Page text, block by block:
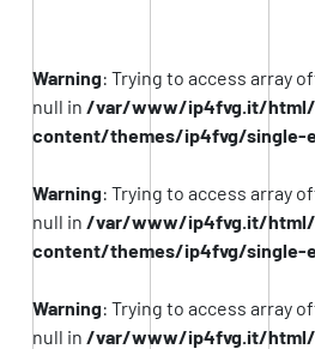
Warning: Trying to access array
null in /var/www/ip4fvg.it/
content/themes/ip4fvg/single-
Warning: Trying to access array
null in /var/www/ip4fvg.it/
content/themes/ip4fvg/single-
Warning: Trying to access array
null in /var/www/ip4fvg.it/